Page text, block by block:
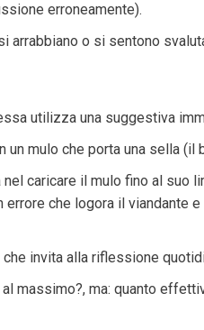
erroneamente).
o si sentono
utilizza una suggestiva
un mulo che porta una sella (il
caricare il mulo fino al
che logora il viandante e
invita alla riflessione
massimo?, ma: quanto